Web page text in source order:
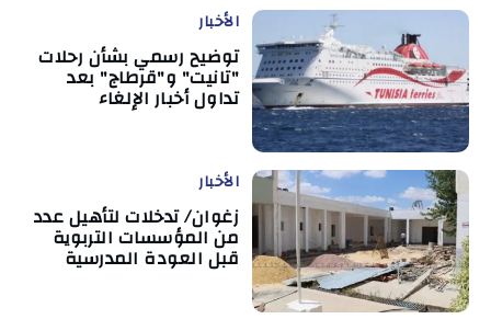
الأخبار
توضيح رسمي بشأن رحلات
"تانيت" و"قرطاج" بعد
تداول أخبار الإلغاء
الأخبار
زغوان/ تدخلات لتأهيل عدد
من المؤسسات التربوية
قبل العودة المدرسية